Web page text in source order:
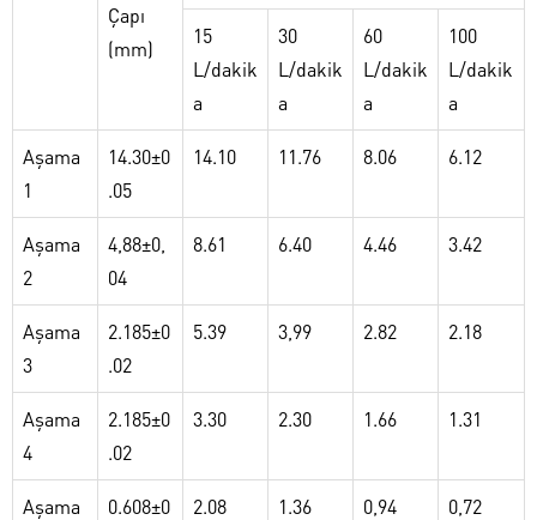
Çapı
(mm)
15
L/dakik
a
30
L/dakik
a
60
L/dakik
a
100
L/dakik
a
Aşama
1
14.30±0
.05
14.10 11.76 8.06 6.12
Aşama
2
4,88±0,
04
8.61 6.40 4.46 3.42
Aşama
3
2.185±0
.02
5.39 3,99 2.82 2.18
Aşama
4
2.185±0
.02
3.30 2.30 1.66 1.31
Aşama
0.608±0
2.08 1.36 0,94 0,72